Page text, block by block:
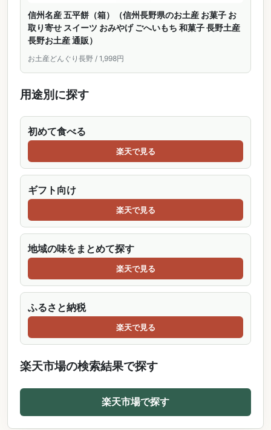
信州名産 五平餅（箱）（信州長野県のお土産 お菓子 お
取り寄せ スイーツ おみやげ ごへいもち 和菓子 長野土産
長野お土産 通販）
お土産どんぐり長野 / 1,998円
用途別に探す
初めて食べる
楽天で見る
ギフト向け
楽天で見る
地域の味をまとめて探す
楽天で見る
ふるさと納税
楽天で見る
楽天市場の検索結果で探す
楽天市場で探す